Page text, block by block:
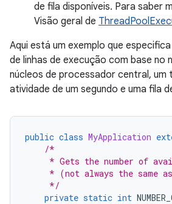
de fila disponíveis. Para saber
Visão geral de
Aqui está um exemplo que
de linhas de execução com base no
núcleos de processador central, um
atividade de um segundo e uma fila
public class MyApplication
/*
* Gets the number of
* (not always the same
     */
private static int